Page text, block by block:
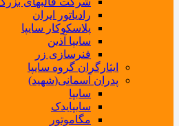
رادیاتور ایران
پلاسکوکار سایپا
سایپا آذین
فنرسازی زر
ایثارگران گروه سایپا
پدران آسمانی(شهید)
سایپا
سایپایدک
مگاموتور